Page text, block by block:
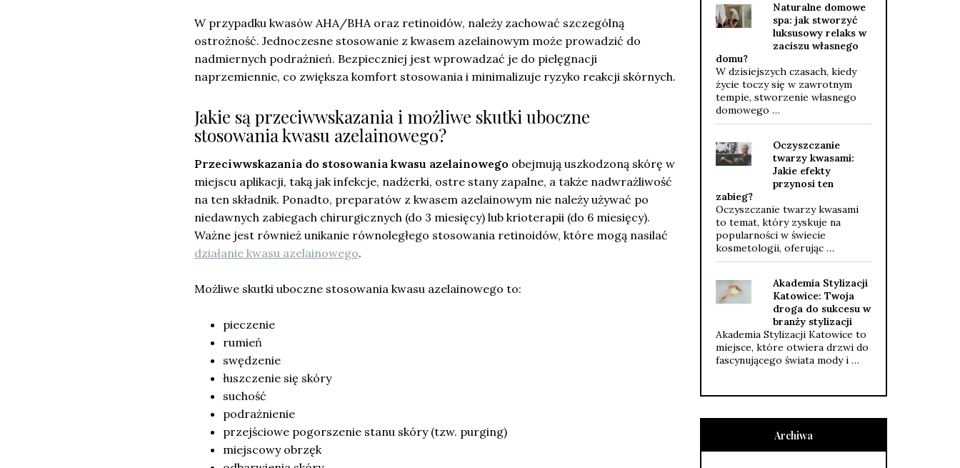
W przypadku kwasów AHA/BHA oraz retinoidów, należy zachować szczególną
ostrożność. Jednoczesne stosowanie z kwasem azelainowym może prowadzić do
nadmiernych podrażnień. Bezpieczniej jest wprowadzać je do pielęgnacji
naprzemiennie, co zwiększa komfort stosowania i minimalizuje ryzyko reakcji skórnych.
Jakie są przeciwwskazania i możliwe skutki uboczne
stosowania kwasu azelainowego?
Przeciwwskazania do stosowania kwasu azelainowego obejmują uszkodzoną skórę w
miejscu aplikacji, taką jak infekcje, nadżerki, ostre stany zapalne, a także nadwrażliwość
na ten składnik. Ponadto, preparatów z kwasem azelainowym nie należy używać po
niedawnych zabiegach chirurgicznych (do 3 miesięcy) lub krioterapii (do 6 miesięcy).
Ważne jest również unikanie równoległego stosowania retinoidów, które mogą nasilać
działanie kwasu azelainowego.
Możliwe skutki uboczne stosowania kwasu azelainowego to:
pieczenie
rumień
swędzenie
łuszczenie się skóry
suchość
podrażnienie
przejściowe pogorszenie stanu skóry (tzw. purging)
miejscowy obrzęk
Naturalne domowe
spa: jak stworzyć
luksusowy relaks w
zaciszu własnego
domu?
W dzisiejszych czasach, kiedy
życie toczy się w zawrotnym
tempie, stworzenie własnego
domowego …
Oczyszczanie
twarzy kwasami:
Jakie efekty
przynosi ten
zabieg?
Oczyszczanie twarzy kwasami
to temat, który zyskuje na
popularności w świecie
kosmetologii, oferując …
Akademia Stylizacji
Katowice: Twoja
droga do sukcesu w
branży stylizacji
Akademia Stylizacji Katowice to
miejsce, które otwiera drzwi do
fascynującego świata mody i …
Archiwa